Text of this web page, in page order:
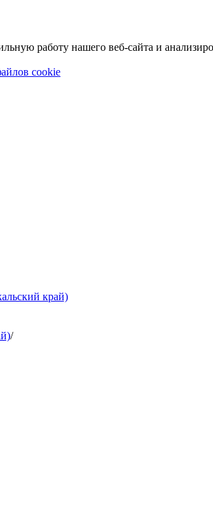
работу нашего веб-сайта и
cookie
край)
/